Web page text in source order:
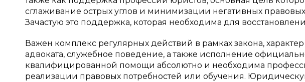
сглаживание острых углов и минимизации негативных
Зачастую это поддержка, которая необходима для
Важен комплекс регулярных действий в рамках закона,
адвоката, служебное поведение, а также исполнение
квалифицированной помощи абсолютно и необходима
реализации правовых потребностей или обучения.